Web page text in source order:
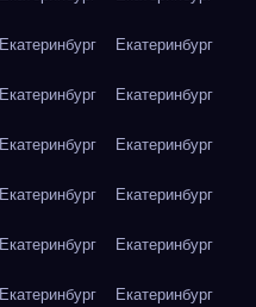
Екатеринбург Екатеринбург
Екатеринбург Екатеринбург
Екатеринбург Екатеринбург
Екатеринбург Екатеринбург
Екатеринбург Екатеринбург
Екатеринбург Екатеринбург